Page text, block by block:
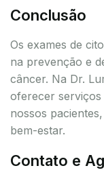
Conclusão
Os exames de
na prevenção e
câncer. Na Dr.
oferecer serviços
nossos
bem-estar.
Contato e